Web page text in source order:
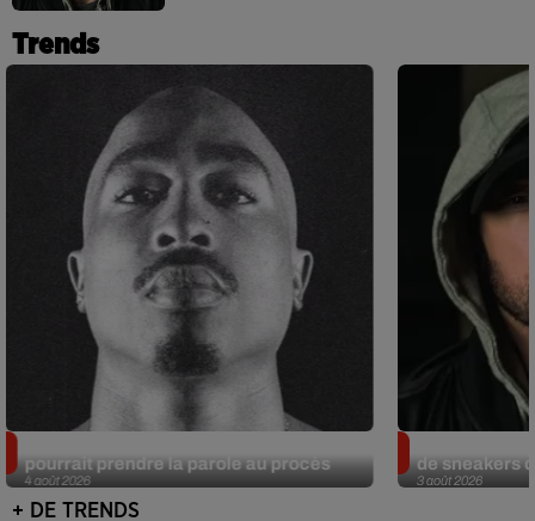
Trends
4 août 2026
pourrait prendre la parole au procès
3 août 2026
de sneakers
+ DE TRENDS